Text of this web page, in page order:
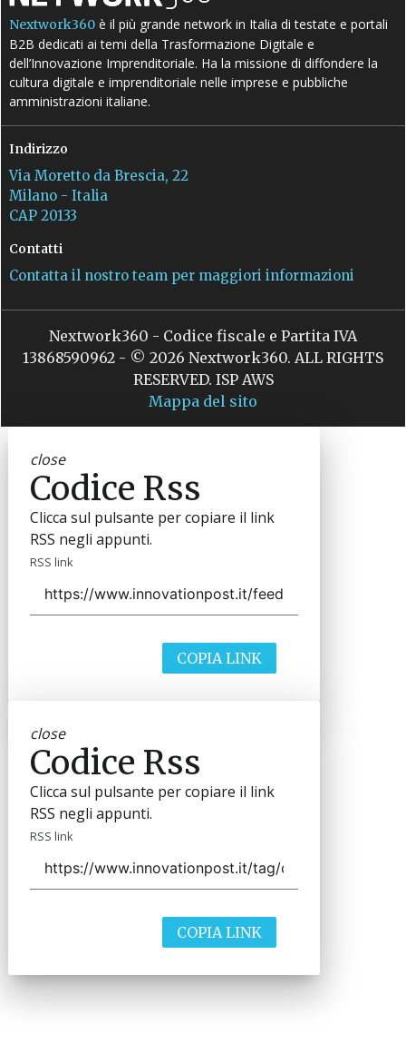
Nextwork360 è il più grande network in Italia di testate e portali
B2B dedicati ai temi della Trasformazione Digitale e
dell’Innovazione Imprenditoriale. Ha la missione di diffondere la
cultura digitale e imprenditoriale nelle imprese e pubbliche
amministrazioni italiane.
Indirizzo
Via Moretto da Brescia, 22
Milano - Italia
CAP 20133
Contatti
Contatta il nostro team per maggiori informazioni
Nextwork360 - Codice fiscale e Partita IVA
13868590962 - © 2026 Nextwork360. ALL RIGHTS
RESERVED. ISP AWS
Mappa del sito
close
Codice Rss
Clicca sul pulsante per copiare il link
RSS negli appunti.
RSS link
COPIA LINK
close
Codice Rss
Clicca sul pulsante per copiare il link
RSS negli appunti.
RSS link
COPIA LINK